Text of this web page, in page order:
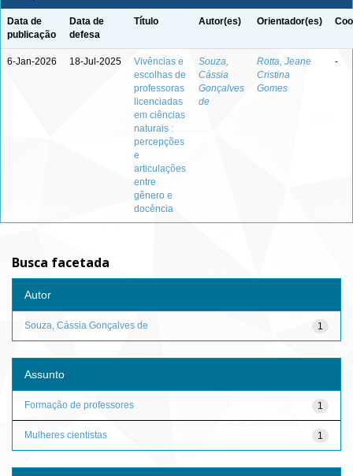
Data de
publicação
Data de
defesa
Título Autor(es) Orientador(es)
6-Jan-2026 18-Jul-2025
Vivências e
escolhas de
professoras
licenciadas
em ciências
naturais :
percepções
e
articulações
entre
gênero e
docência
Souza,
Cássia
Gonçalves
de
Rotta, Jeane
Cristina
Gomes
-
Busca facetada
Autor
1
Souza, Cássia Gonçalves de
Assunto
1
Formação de professores
1
Mulheres cientistas